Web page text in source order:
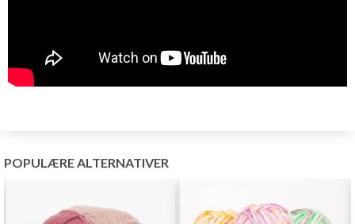
POPULÆRE ALTERNATIVER